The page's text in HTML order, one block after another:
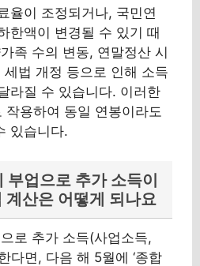
율이 조정되거나, 국민연
한액이 변경될 수 있기 때
족 수의 변동, 연말정산 시
법 개정 등으로 인해 소득
라질 수 있습니다. 이러한
작용하여 동일 연봉이라도
있습니다.
부업으로 추가 소득이
계산은 어떻게 되나요
로 추가 소득(사업소득,
다면, 다음 해 5월에 ‘종합